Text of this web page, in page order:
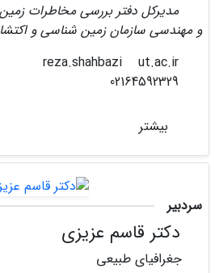
مدیرکل دفتر بررسی مخاطرات
و مهندسی سازمان زمین شناسی و
ut.ac.ir
بیشتر
سردبیر
دکتر قاسم عزیزی
جغرافیای طبیعی